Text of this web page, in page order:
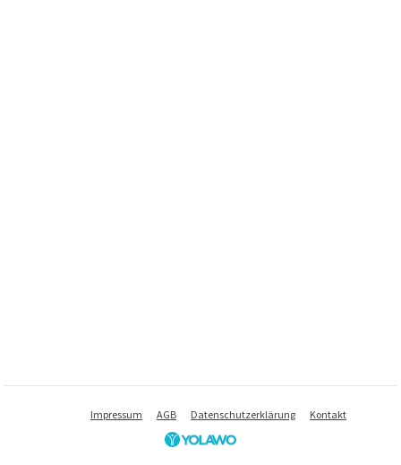
Impressum AGB Datenschutzerklärung Kontakt